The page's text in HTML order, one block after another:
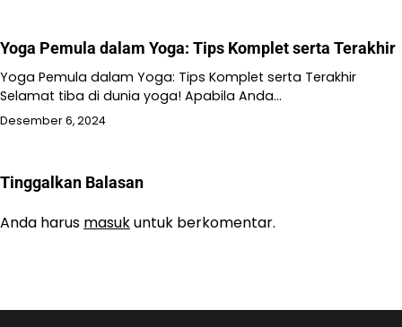
Yoga Pemula dalam Yoga: Tips Komplet serta Terakhir
Yoga Pemula dalam Yoga: Tips Komplet serta Terakhir
Selamat tiba di dunia yoga! Apabila Anda…
Desember 6, 2024
Tinggalkan Balasan
Anda harus masukuntuk berkomentar.